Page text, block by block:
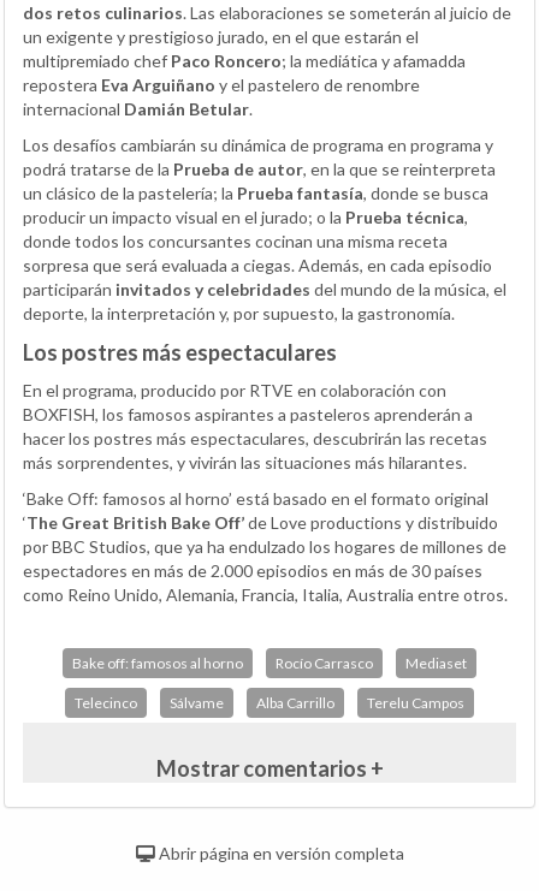
dos retos culinarios. Las elaboraciones se someterán al juicio de
un exigente y prestigioso jurado, en el que estarán el
multipremiado chef Paco Roncero; la mediática y afamadda
repostera Eva Arguiñano y el pastelero de renombre
internacional Damián Betular.
Los desafíos cambiarán su dinámica de programa en programa y
podrá tratarse de la Prueba de autor, en la que se reinterpreta
un clásico de la pastelería; la Prueba fantasía, donde se busca
producir un impacto visual en el jurado; o la Prueba técnica,
donde todos los concursantes cocinan una misma receta
sorpresa que será evaluada a ciegas. Además, en cada episodio
participarán invitados y celebridades del mundo de la música, el
deporte, la interpretación y, por supuesto, la gastronomía.
Los postres más espectaculares
En el programa, producido por RTVE en colaboración con
BOXFISH, los famosos aspirantes a pasteleros aprenderán a
hacer los postres más espectaculares, descubrirán las recetas
más sorprendentes, y vivirán las situaciones más hilarantes.
‘Bake Off: famosos al horno’ está basado en el formato original
‘The Great British Bake Off’de Love productions y distribuido
por BBC Studios, que ya ha endulzado los hogares de millones de
espectadores en más de 2.000 episodios en más de 30 países
como Reino Unido, Alemania, Francia, Italia, Australia entre otros.
Bake off: famosos al horno Rocío Carrasco Mediaset
Telecinco Sálvame Alba Carrillo Terelu Campos
Mostrar comentarios +
Abrir página en versión completa